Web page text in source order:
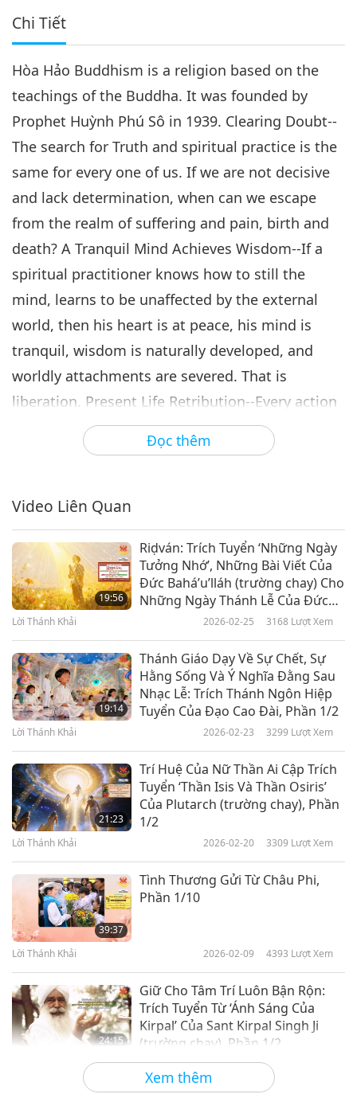
Chi Tiết
Đọc thêm
Hòa Hảo Buddhism is a religion based on the
teachings of the Buddha. It was founded by
Prophet Huỳnh Phú Sô in 1939. Clearing Doubt--
The search for Truth and spiritual practice is the
same for every one of us. If we are not decisive
and lack determination, when can we escape
from the realm of suffering and pain, birth and
death? A Tranquil Mind Achieves Wisdom--If a
spiritual practitioner knows how to still the
mind, learns to be unaffected by the external
world, then his heart is at peace, his mind is
tranquil, wisdom is naturally developed, and
worldly attachments are severed. That is
liberation. Present Life Retribution--Every action
has retribution. The Dead Cannot Eat--Be a pious
child the Buddhist way Make vegetarian offering
kindness properly Light-hearted, the liberated
souls will soar high.
Xem thêm
Video Liên Quan
19:56
Riḍván: Trích Tuyển ‘Những Ngày
Tưởng Nhớ’, Những Bài Viết Của
Đức Bahá’u’lláh (trường chay) Cho
Những Ngày Thánh Lễ Của Đức
Bahá’i, Phần 1/2
Lời Thánh Khải 2026-02-25 3168 Lượt Xem
19:14
Thánh Giáo Dạy Về Sự Chết, Sự
Hằng Sống Và Ý Nghĩa Đằng Sau
Nhạc Lễ: Trích Thánh Ngôn Hiệp
Tuyển Của Đạo Cao Đài, Phần 1/2
Lời Thánh Khải 2026-02-23 3299 Lượt Xem
21:23
Trí Huệ Của Nữ Thần Ai Cập Trích
Tuyển ‘Thần Isis Và Thần Osiris’
Của Plutarch (trường chay), Phần
1/2
Lời Thánh Khải 2026-02-20 3309 Lượt Xem
39:37
Tình Thương Gửi Từ Châu Phi,
Phần 1/10
Lời Thánh Khải 2026-02-09 4393 Lượt Xem
24:15
Giữ Cho Tâm Trí Luôn Bận Rộn:
Trích Tuyển Từ ‘Ánh Sáng Của
Kirpal’ Của Sant Kirpal Singh Ji
(trường chay), Phần 1/2
2026-02-06 3427